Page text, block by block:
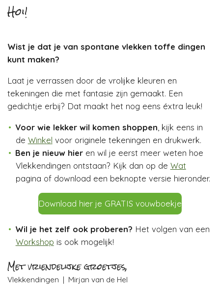
Hoi!
Wist je dat je van spontane vlekken toffe dingen
kunt maken?
Laat je verrassen door de vrolijke kleuren en
tekeningen die met fantasie zijn gemaakt. Een
gedichtje erbij? Dat maakt het nog eens éxtra leuk!
Voor wie lekker wil komen shoppen , kijk eens in
de Winkel voor originele tekeningen en drukwerk.
Ben je nieuw hier en wil je eerst meer weten hoe
Vlekkendingen ontstaan? Kijk dan op de Wat
pagina of download een beknopte versie hieronder.
Download hier je GRATIS vouwboekje
Wil je het zelf ook proberen? Het volgen van een
Workshop is ook mogelijk!
Met vriendelijke groetjes,
Vlekkendingen | Mirjan van de Hel